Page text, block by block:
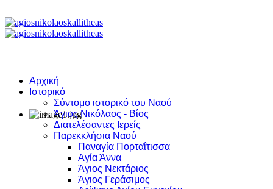
Αρχική
Ιστορικό
Σύντομο ιστορικό του Ναού
Άγιος Νικόλαος - Βίος
Διατελέσαντες Ιερείς
Παρεκκλήσια Ναού
Παναγία Πορταΐτισσα
Αγία Άννα
Άγιος Νεκτάριος
Άγιος Γεράσιμος